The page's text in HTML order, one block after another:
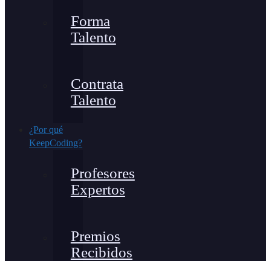
Forma
Talento
Contrata
Talento
¿Por qué
KeepCoding?
Profesores
Expertos
Premios
Recibidos